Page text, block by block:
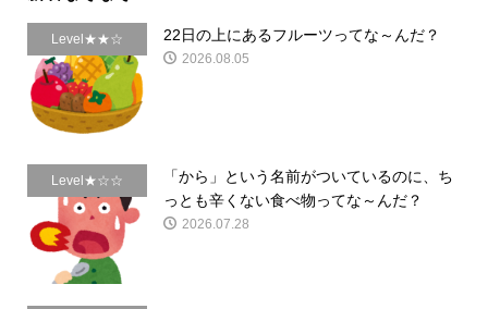
Level★★☆ 22日の上にあるフルーツってな～んだ？
2026.08.05
Level★☆☆
「から」という名前がついているのに、ち
っとも辛くない食べ物ってな～んだ？
2026.07.28